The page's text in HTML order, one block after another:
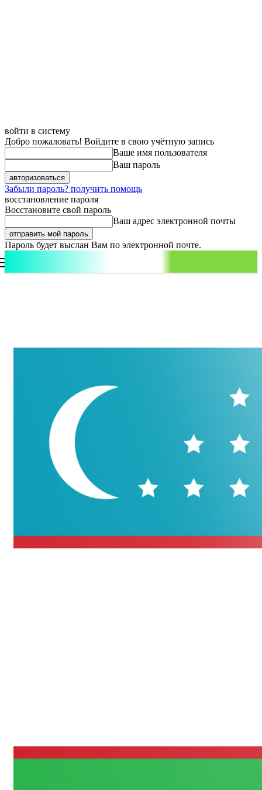
войти в систему
Добро пожаловать! Войдите в свою учётную запись
Ваше имя пользователя
Ваш пароль
Забыли пароль? получить помощь
восстановление пароля
Восстановите свой пароль
Ваш адрес электронной почты
Пароль будет выслан Вам по электронной почте.